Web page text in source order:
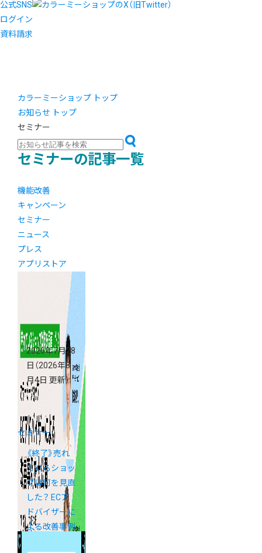
公式SNS
ログイン
資料請求
カラーミーショップ トップ
お知らせ トップ
セミナー
セミナーの記事一覧
機能改善
キャンペーン
セミナー
ニュース
プレス
アプリストア
2026年7月28
日 （2026年8
月4日 更新）
セミナー
《終了》売れ
ているショッ
プは何を見直
した？ ECア
ドバイザーに
よる改善事例